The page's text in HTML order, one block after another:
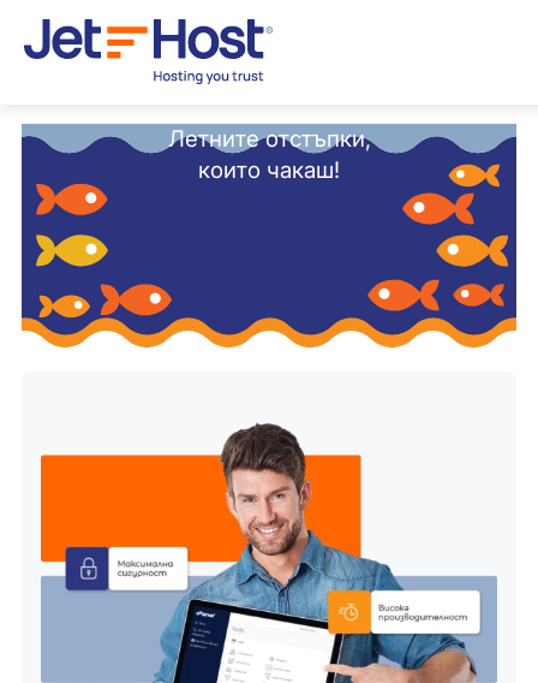
Летните отстъпки,
които чакаш!